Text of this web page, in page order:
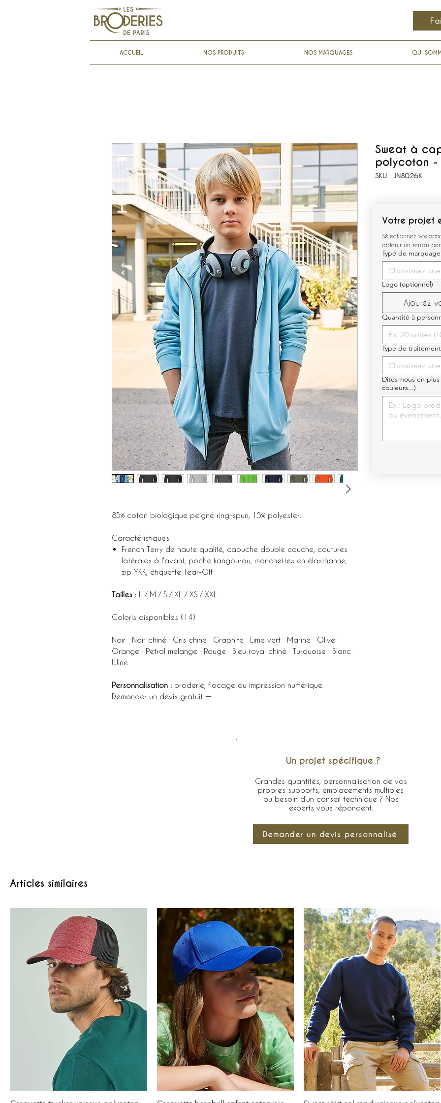
ACCUEIL NOS PRODUITS NOS MARQUAGES QUI
85% coton biologique peigné ring-spun, 15% polyester.
Caractéristiques
French Terry de haute qualité, capuche double couche, coutures
latérales à l'avant, poche kangourou, manchettes en élasthanne,
zip YKK, étiquette Tear-Off
Tailles : L / M / S / XL / XS / XXL
Coloris disponibles (14)
Noir · Noir chiné · Gris chiné · Graphite · Lime vert · Marine · Olive ·
Orange · Petrol melange · Rouge · Bleu royal chiné · Turquoise · Blanc ·
Wine
Personnalisation : broderie, flocage ou impression numérique.
Demander un devis gratuit →
Sweat à
polycoton
SKU : JN8026K
Votre projet
Sélectionnez vos
obtenir un rendu
Type de marquage
Choisissez
Logo (optionnel)
Ajoutez
Quantité à
Type de traitement
Choisissez
Dites-nous en
couleurs...)
Un projet spécifique ?
Grandes quantités, personnalisation de vos
propres supports, emplacements multiples
ou besoin d’un conseil technique ? Nos
experts vous répondent.
Demander un devis personnalisé
Articles similaires